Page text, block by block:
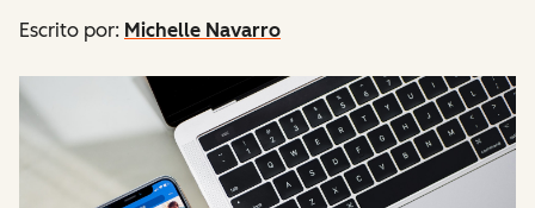
Escrito por: Michelle Navarro